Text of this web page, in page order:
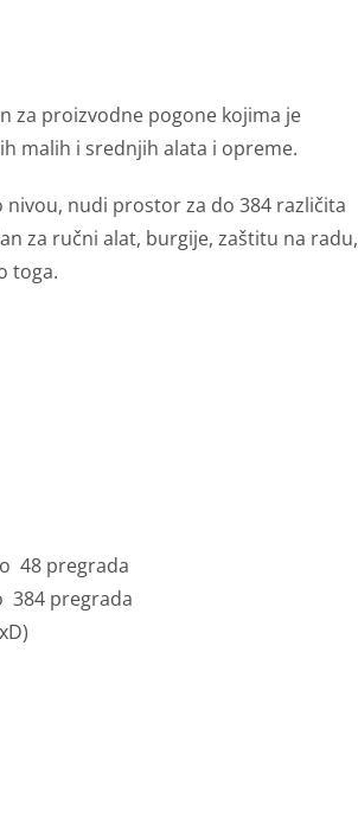
za proizvodne pogone kojima je
malih i srednjih alata i opreme.
nivou, nudi prostor za do 384 različita
za ručni alat, burgije, zaštitu na radu,
toga.
48 pregrada
384 pregrada